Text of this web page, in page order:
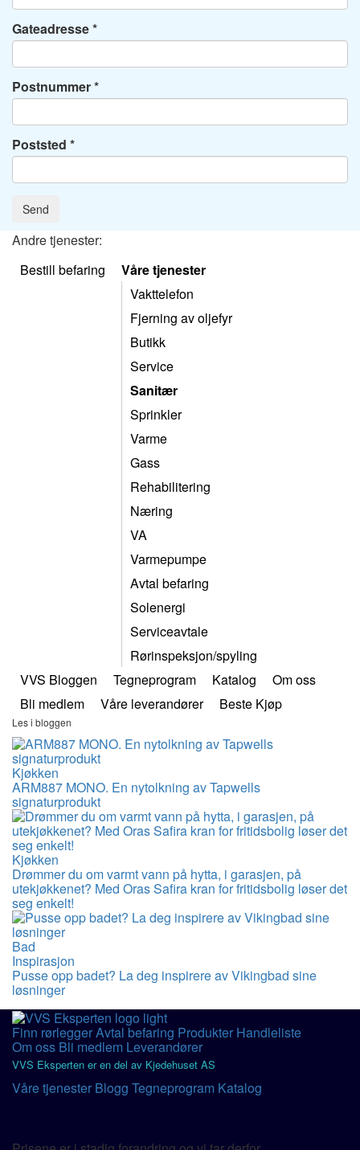
Gateadresse
Postnummer
Poststed
Send
Andre tjenester:
Bestill befaring
Våre tjenester
Vakttelefon
Fjerning av oljefyr
Butikk
Service
Sanitær
Sprinkler
Varme
Gass
Rehabilitering
Næring
VA
Varmepumpe
Avtal befaring
Solenergi
Serviceavtale
Rørinspeksjon/spyling
VVS Bloggen
Tegneprogram Katalog
Om oss
Bli medlem
Våre leverandører Beste Kjøp
Les i bloggen
Kjøkken
ARM887 MONO. En nytolkning av Tapwells
signaturprodukt
Kjøkken
Drømmer du om varmt vann på hytta, i garasjen, på
utekjøkkenet? Med Oras Safira kran for fritidsbolig løser det
seg enkelt!
Bad
Inspirasjon
Pusse opp badet? La deg inspirere av Vikingbad sine
løsninger
Finn rørleggerAvtal befaring Produkter Handleliste
Om oss Bli medlem Leverandører
VVS Eksperten er en del av Kjedehuset AS
Våre tjenester Blogg Tegneprogram Katalog